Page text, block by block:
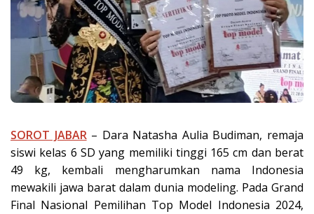
SOROT JABAR– Dara Natasha Aulia Budiman, remaja
siswi kelas 6 SD yang memiliki tinggi 165 cm dan berat
49 kg, kembali mengharumkan nama Indonesia
mewakili jawa barat dalam dunia modeling. Pada Grand
Final Nasional Pemilihan Top Model Indonesia 2024,